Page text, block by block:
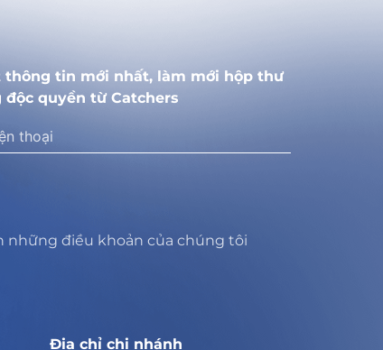
thông tin mới nhất, làm mới hộp thư
quyền từ Catchers
những điều khoản của chúng tôi
Địa chỉ chi nhánh